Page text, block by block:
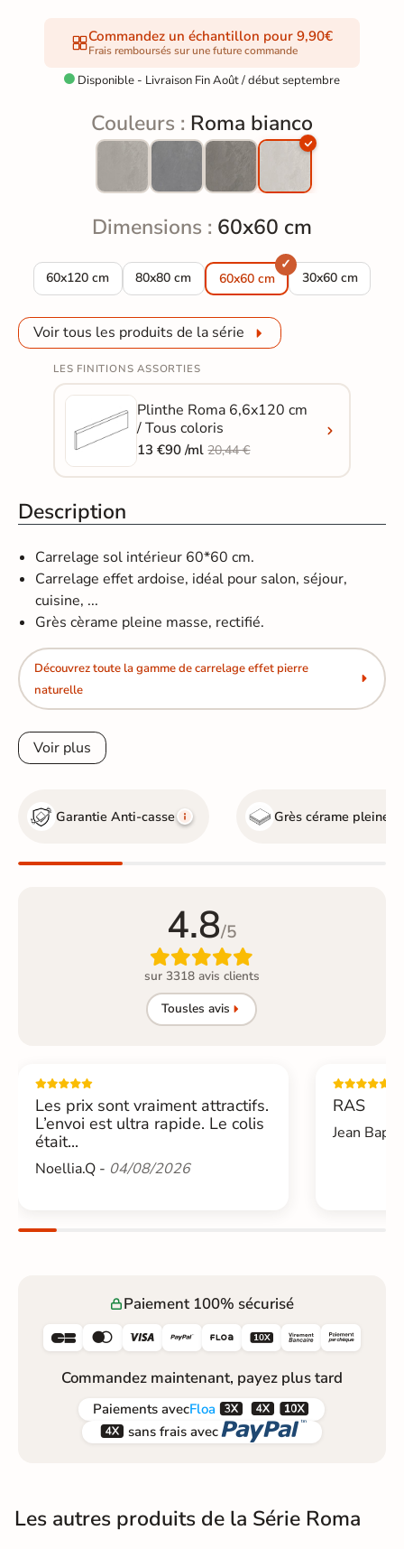
Commandez un échantillon pour 9,90€
Frais remboursés sur une future commande
 Disponible - Livraison Fin Août / début septembre
Couleurs : Roma bianco
Dimensions : 60x60 cm
60x120 cm
Carrelage sol effet pierre Roma bianco 60x120 cm
80x80 cm
Carrelage sol effet pierre Roma bianco 80x80
60x60 cm 30x60 cm
Carrelage sol
Voir tous les produits de la série
LES FINITIONS ASSORTIES
Plinthe Roma 6,6x120 cm
/ Tous coloris
13 €90 /ml20,44 €
Description
Carrelage sol intérieur 60*60 cm.
Carrelage effet ardoise, idéal pour salon, séjour,
cuisine, ...
Grès cèrame pleine masse, rectifié.
Découvrez toute la gamme de carrelage effet pierre
naturelle
Voir plus
Garantie Anti-casse Grès cérame pleine
4.8/5

sur 3318 avis clients
Tousles avis
Les prix sont vraiment attractifs.
L’envoi est ultra rapide. Le colis
était...
Noellia.Q - 04/08/2026
RAS
Jean
Paiement 100% sécurisé
     
Commandez maintenant, payez plus tard
Paiements avecFloa  
 sans frais avec 
Les autres produits de la Série Roma